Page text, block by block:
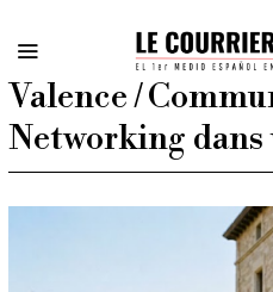
Valence /
Networking